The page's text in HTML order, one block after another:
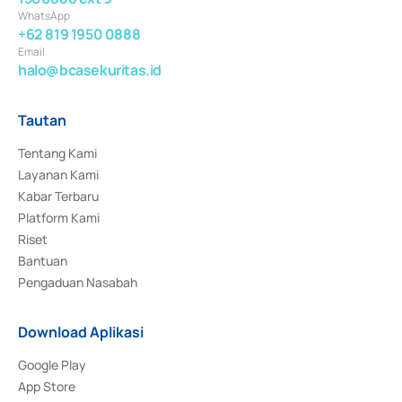
WhatsApp
+62 819 1950 0888
Email
halo@bcasekuritas.id
Tautan
Tentang Kami
Layanan Kami
Kabar Terbaru
Platform Kami
Riset
Bantuan
Pengaduan Nasabah
Download Aplikasi
Google Play
App Store